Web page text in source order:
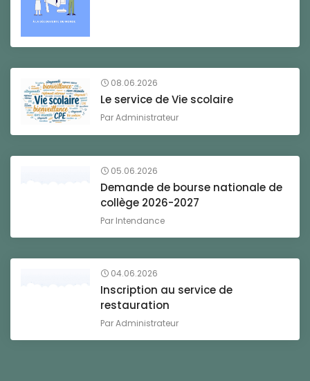
08.06.2026
Le service de Vie scolaire
ParAdministrateur
05.06.2026
Demande de bourse nationale de
collège 2026-2027
Par Intendance
04.06.2026
Inscription au service de
restauration
ParAdministrateur